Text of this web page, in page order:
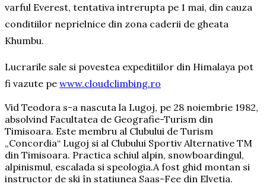
varful Everest, tentativa intrerupta pe 1 mai, din cauza
conditiilor neprielnice din zona caderii de gheata
Khumbu.
Lucrarile sale si povestea expeditiilor din Himalaya pot
fi vazute pe www.cloudclimbing.ro
Vid Teodora s-a nascuta la Lugoj, pe 28 noiembrie 1982,
absolvind Facultatea de Geografie-Turism din
Timisoara. Este membru al Clubului de Turism
„Concordia“ Lugoj si al Clubului Sportiv Alternative TM
din Timisoara. Practica schiul alpin, snowboardingul,
alpinismul, escalada si speologia.A fost ghid montan si
instructor de ski în statiunea Saas-Fee din Elvetia.